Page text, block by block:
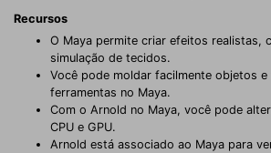
Recursos
O Maya permite criar efeitos realistas,
simulação de tecidos.
Você pode moldar facilmente objetos
ferramentas no Maya.
Com o Arnold no Maya, você pode
CPU e GPU.
Arnold está associado ao Maya para